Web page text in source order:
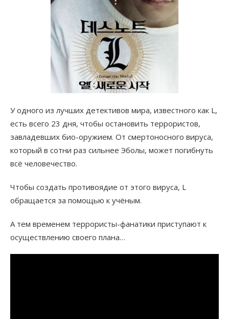
У одного из лучших детективов мира, известного как L,
есть всего 23 дня, чтобы остановить террористов,
завладевших био-оружием. От смертоносного вируса,
который в сотни раз сильнее Эболы, может погибнуть
всё человечество.
Чтобы создать противоядие от этого вируса, L
обращается за помощью к учёным.
А тем временем террористы-фанатики приступают к
осуществлению своего плана…